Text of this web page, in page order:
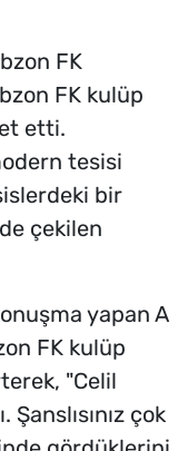
FK
FK kulüp
etti.
tesisi
bir
çekilen
yapan A
FK kulüp
"Celil
çok